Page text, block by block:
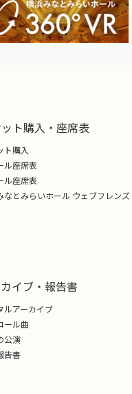
ト購入・座席表
ト購入
ル座席表
ル座席表
なとみらいホール ウェブフレンズ
イブ・報告書
ルアーカイブ
ール曲
公演
告書